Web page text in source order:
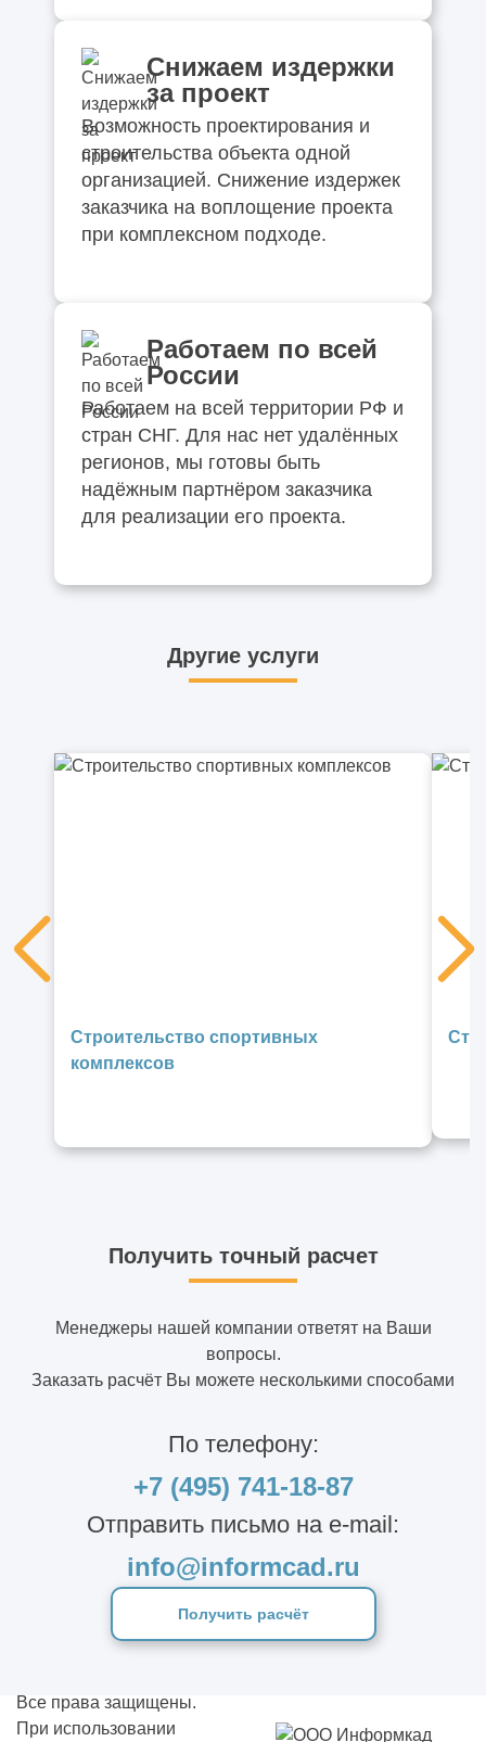
Снижаем издержки
за проект
Возможность проектирования и
строительства объекта одной
организацией. Снижение издержек
заказчика на воплощение проекта
при комплексном подходе.
Работаем по всей
России
Работаем на всей территории РФ и
стран СНГ. Для нас нет удалённых
регионов, мы готовы быть
надёжным партнёром заказчика
для реализации его проекта.
Другие услуги
Строительство спортивных
комплексов
Получить точный расчет
Менеджеры нашей компании ответят на Ваши
вопросы.
Заказать расчёт Вы можете несколькими способами
По телефону:
+7 (495) 741-18-87
Отправить письмо на e-mail:
info@informcad.ru
Получить расчёт
Все права защищены.
При использовании